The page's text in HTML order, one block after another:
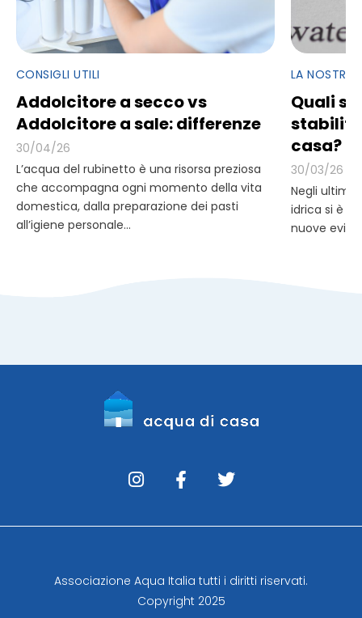
CONSIGLI UTILI
Addolcitore a secco vs
Addolcitore a sale: differenze
30/04/26
L’acqua del rubinetto è una risorsa preziosa
che accompagna ogni momento della vita
domestica, dalla preparazione dei pasti
all’igiene personale...
LA NOSTRA
Quali
stabiliti
casa?
30/03/26
Negli ultimi
idrica si è
nuove
Associazione Aqua Italia tutti i diritti riservati.
Copyright 2025